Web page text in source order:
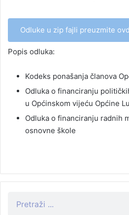
Odluke u zip fajli preuzmite
Popis odluka:
Kodeks ponašanja članova
Odluka o financiranju
u Općinskom vijeću Općine
Odluka o financiranju radnih
osnovne škole